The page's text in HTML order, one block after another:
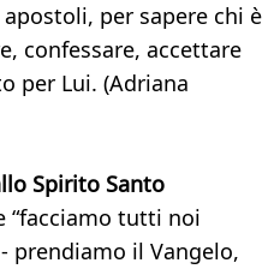
per sapere chi è
confessare, accettare
per Lui. (Adriana
Spirito Santo
“facciamo tutti noi
prendiamo il Vangelo,